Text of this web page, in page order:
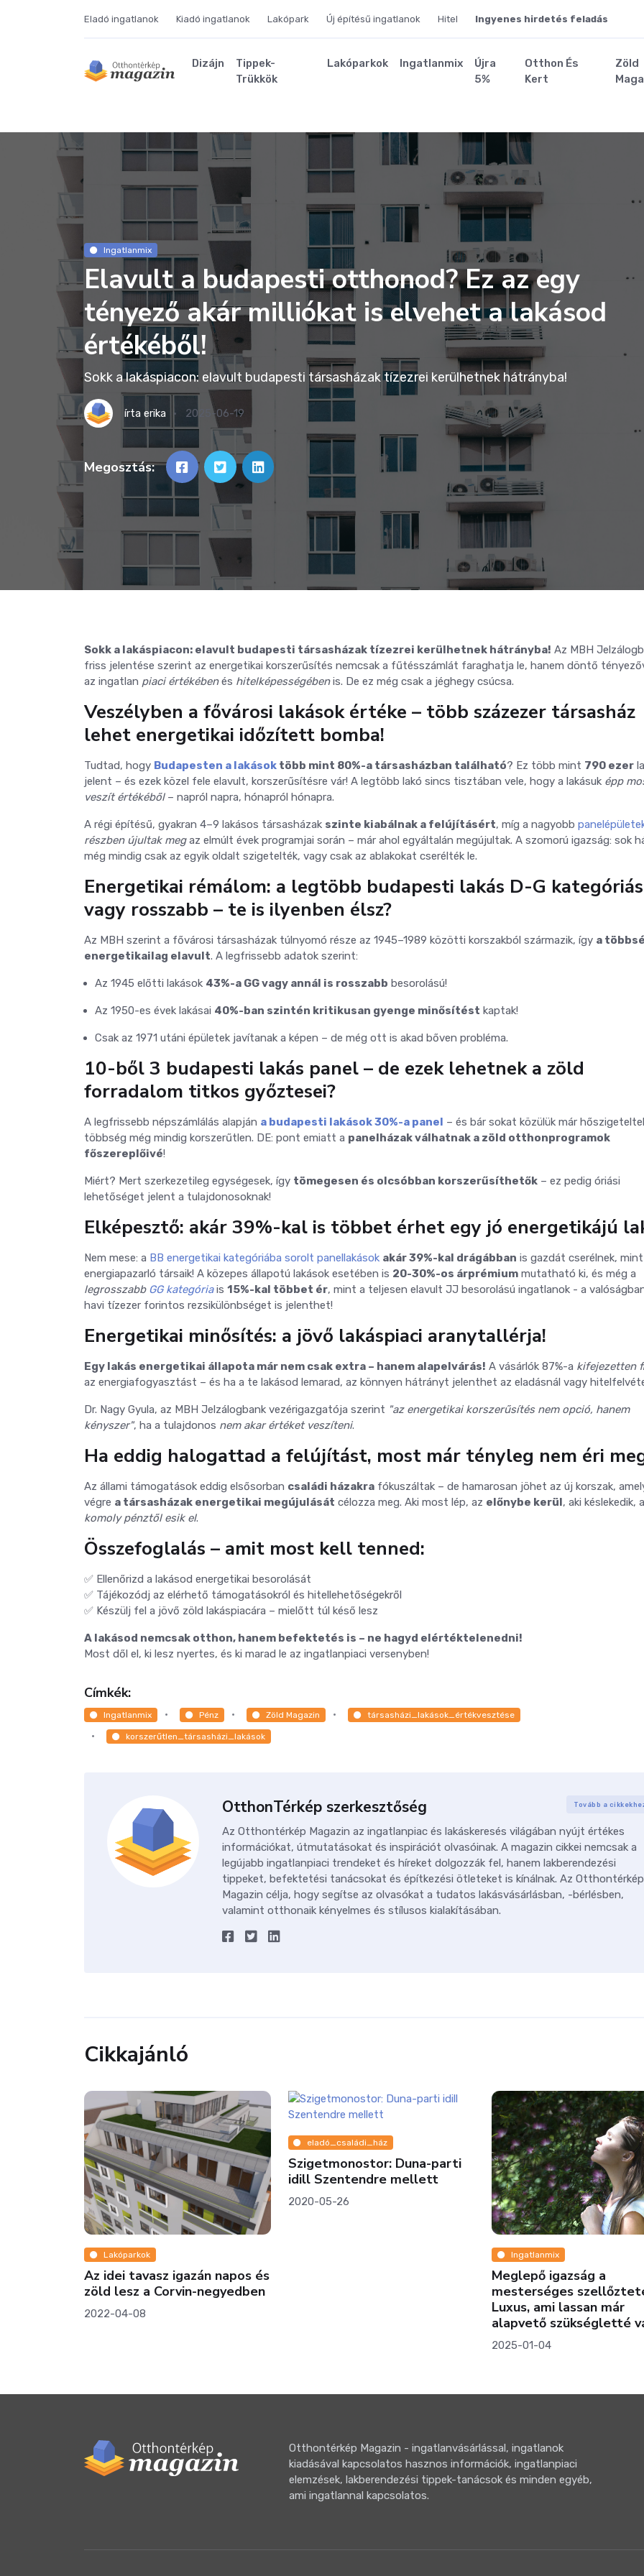
Eladó ingatlanok Kiadó ingatlanok Lakópark Új építésű ingatlanok Hitel Ingyenes hirdetés feladás
Dizájn
Tippek-
Trükkök
Lakóparkok Ingatlanmix
Újra
5%
Otthon És
Kert
Zöld
Ingatlanmix
Elavult a budapesti otthonod? Ez az egy
tényező akár milliókat is elvehet a lakásod
értékéből!
Sokk a lakáspiacon: elavult budapesti társasházak tízezrei kerülhetnek hátrányba!
írta erika 2025-06-19
Megosztás:
Sokk a lakáspiacon: elavult budapesti társasházak tízezrei kerülhetnek hátrányba! Az MBH
friss jelentése szerint az energetikai korszerűsítés nemcsak a fűtésszámlát faraghatja le, hanem döntő
az ingatlan piaci értékébenés hitelképességébenis. De ez még csak a jéghegy csúcsa.
Veszélyben a fővárosi lakások értéke – több százezer társasház
lehet energetikai időzített bomba!
Tudtad, hogy Budapesten a lakások több mint 80%-a társasházban található? Ez több mint 790 ezer
jelent – és ezek közel fele elavult, korszerűsítésre vár! A legtöbb lakó sincs tisztában vele, hogy a lakásuk épp
veszít értékéből– napról napra, hónapról hónapra.
A régi építésű, gyakran 4–9 lakásos társasházak szinte kiabálnak a felújításért, míg a nagyobb
részben újultak megaz elmúlt évek programjai során – már ahol egyáltalán megújultak. A szomorú igazság: sok
még mindig csak az egyik oldalt szigetelték, vagy csak az ablakokat cserélték le.
Energetikai rémálom: a legtöbb budapesti lakás D-G kategóriás
vagy rosszabb – te is ilyenben élsz?
Az MBH szerint a fővárosi társasházak túlnyomó része az 1945–1989 közötti korszakból származik, így a
energetikailag elavult. A legfrissebb adatok szerint:
Az 1945 előtti lakások 43%-a GG vagy annál is rosszabb besorolású!
Az 1950-es évek lakásai 40%-ban szintén kritikusan gyenge minősítést kaptak!
Csak az 1971 utáni épületek javítanak a képen – de még ott is akad bőven probléma.
10-ből 3 budapesti lakás panel – de ezek lehetnek a zöld
forradalom titkos győztesei?
A legfrissebb népszámlálás alapján a budapesti lakások 30%-a panel – és bár sokat közülük már
többség még mindig korszerűtlen. DE: pont emiatt a panelházak válhatnak a zöld otthonprogramok
főszereplőivé!
Miért? Mert szerkezetileg egységesek, így tömegesen és olcsóbban korszerűsíthetők – ez pedig óriási
lehetőséget jelent a tulajdonosoknak!
Elképesztő: akár 39%-kal is többet érhet egy jó energetikájú
Nem mese: a BB energetikai kategóriába sorolt panellakások akár 39%-kal drágábban is gazdát cserélnek,
energiapazarló társaik! A közepes állapotú lakások esetében is 20-30%-os árprémium mutatható ki, és még a
legrosszabb GG kategóriais 15%-kal többet ér, mint a teljesen elavult JJ besorolású ingatlanok - a
havi tízezer forintos rezsikülönbséget is jelenthet!
Energetikai minősítés: a jövő lakáspiaci aranytallérja!
Egy lakás energetikai állapota már nem csak extra – hanem alapelvárás! A vásárlók 87%-a kifejezetten
az energiafogyasztást – és ha a te lakásod lemarad, az könnyen hátrányt jelenthet az eladásnál vagy
Dr. Nagy Gyula, az MBH Jelzálogbank vezérigazgatója szerint "az energetikai korszerűsítés nem opció, hanem
kényszer", ha a tulajdonos nem akar értéket veszíteni.
Ha eddig halogattad a felújítást, most már tényleg nem éri
Az állami támogatások eddig elsősorban családi házakra fókuszáltak – de hamarosan jöhet az új korszak,
végre a társasházak energetikai megújulását célozza meg. Aki most lép, az előnybe kerül, aki késlekedik,
komoly pénztől esik el.
Összefoglalás – amit most kell tenned:
✅ Ellenőrizd a lakásod energetikai besorolását
✅ Tájékozódj az elérhető támogatásokról és hitellehetőségekről
✅ Készülj fel a jövő zöld lakáspiacára – mielőtt túl késő lesz
A lakásod nemcsak otthon, hanem befektetés is – ne hagyd elértéktelenedni!
Most dől el, ki lesz nyertes, és ki marad le az ingatlanpiaci versenyben!
Címkék:
Ingatlanmix Pénz Zöld Magazin társasházi_lakások_értékvesztése
korszerűtlen_társasházi_lakások
OtthonTérkép szerkesztőség Tovább a
Az Otthontérkép Magazin az ingatlanpiac és lakáskeresés világában nyújt értékes
információkat, útmutatásokat és inspirációt olvasóinak. A magazin cikkei nemcsak a
legújabb ingatlanpiaci trendeket és híreket dolgozzák fel, hanem lakberendezési
tippeket, befektetési tanácsokat és építkezési ötleteket is kínálnak. Az Otthontérkép
Magazin célja, hogy segítse az olvasókat a tudatos lakásvásárlásban, -bérlésben,
valamint otthonaik kényelmes és stílusos kialakításában.
Cikkajánló
eladó_családi_ház
Szigetmonostor: Duna-parti
idill Szentendre mellett
2020-05-26
Pénz
Maradunk home office-
rugalmasság a kulcsszó!
2022-12-19
Otthontérkép Magazin - ingatlanvásárlással, ingatlanok
kiadásával kapcsolatos hasznos információk, ingatlanpiaci
elemzések, lakberendezési tippek-tanácsok és minden egyéb,
ami ingatlannal kapcsolatos.